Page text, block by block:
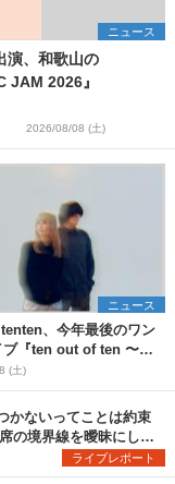
ニュース
演、和歌山の
JAM 2026』
2026/08/08 (土)
ニュース
、今年最後のワン
ブ『ten out of ten 〜
』を11月に開催決定
(土)
かないってことは約束
の境界線を曖昧にし
公演レポートライブレポート